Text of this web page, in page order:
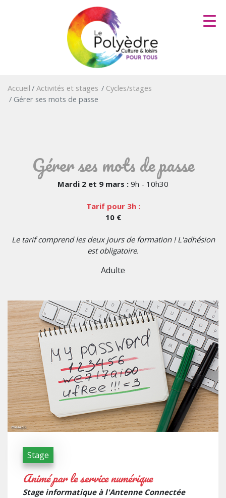
au
contenu
principal
Accueil Activités et stages
Cycles/stages
Gérer ses mots de passe
Gérer ses mots de passe
Mardi 2 et 9 mars : 9h - 10h30
Tarif pour 3h :
10 €
Le tarif comprend les deux jours de formation ! L'adhésion
est obligatoire.
Adulte
Stage
Animé par le service numérique
Stage informatique à l'Antenne Connectée